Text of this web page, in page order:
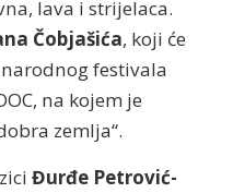
lava i strijelaca.
Čobjašića, koji će
festivala
na kojem je
zemlja“.
Đurđe Petrović-